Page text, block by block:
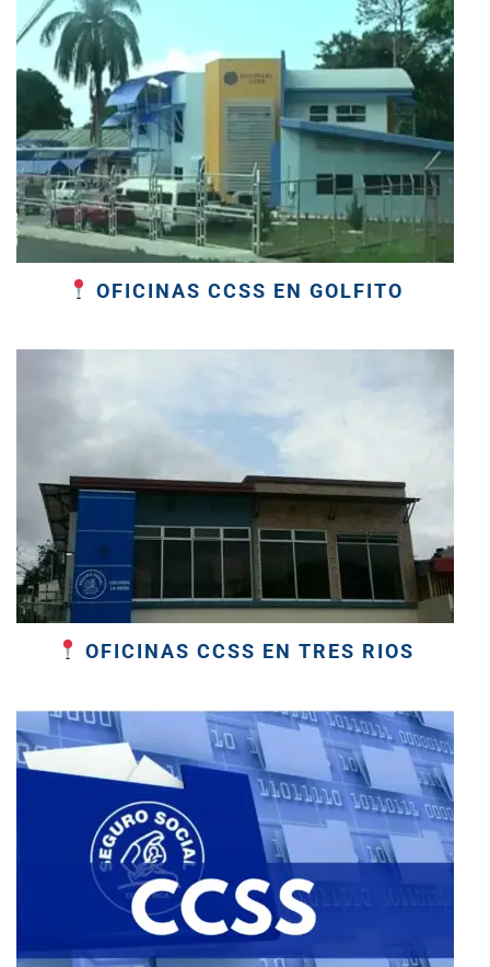
OFICINAS CCSS EN GOLFITO
OFICINAS CCSS EN TRES RIOS